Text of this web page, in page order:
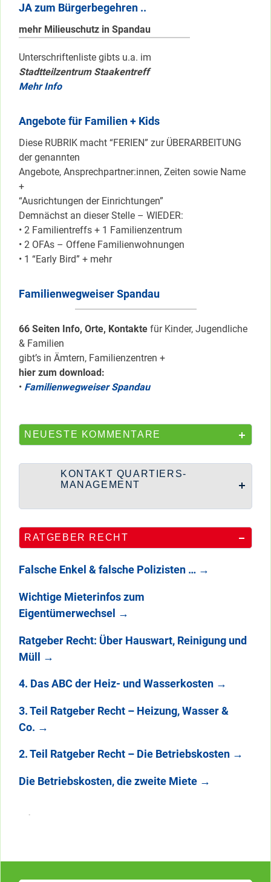
JA zum Bürgerbegehren ..
mehr Milieuschutz in Spandau
Unterschriftenliste gibts u.a. im
Stadtteilzentrum Staakentreff
Mehr Info
Angebote für Familien + Kids
Diese RUBRIK macht “FERIEN” zur ÜBERARBEITUNG
der genannten
Angebote, Ansprechpartner:innen, Zeiten sowie Name
+
“Ausrichtungen der Einrichtungen”
Demnächst an dieser Stelle – WIEDER:
• 2 Familientreffs + 1 Familienzentrum
• 2 OFAs – Offene Familienwohnungen
• 1 “Early Bird” + mehr
Familienwegweiser Spandau
66 Seiten Info, Orte, Kontakte für Kinder, Jugendliche
& Familien
gibt’s in Ämtern, Familienzentren +
hier zum download:
• Familienwegweiser Spandau
NEUESTE KOMMENTARE
KONTAKT QUARTIERS-
MANAGEMENT
RATGEBER RECHT
Falsche Enkel & falsche Polizisten … →
Wichtige Mieterinfos zum
Eigentümerwechsel →
Ratgeber Recht: Über Hauswart, Reinigung und
Müll →
4. Das ABC der Heiz- und Wasserkosten →
3. Teil Ratgeber Recht – Heizung, Wasser &
Co. →
2. Teil Ratgeber Recht – Die Betriebskosten →
Die Betriebskosten, die zweite Miete →